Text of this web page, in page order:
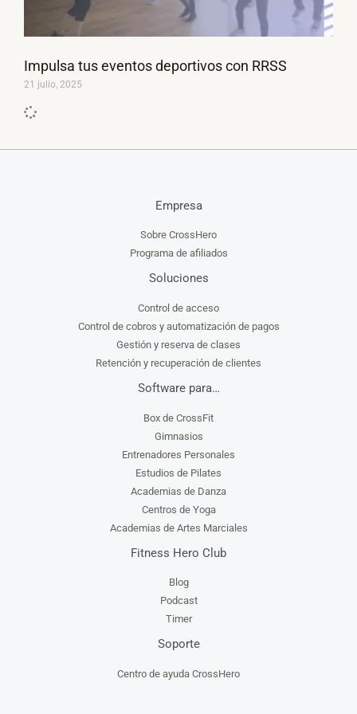
Impulsa tus eventos deportivos con RRSS
21 julio, 2025
Empresa
Sobre CrossHero
Programa de afiliados
Soluciones
Control de acceso
Control de cobros y automatización de pagos
Gestión y reserva de clases
Retención y recuperación de clientes
Software para…
Box de CrossFit
Gimnasios
Entrenadores Personales
Estudios de Pilates
Academias de Danza
Centros de Yoga
Academias de Artes Marciales
Fitness Hero Club
Blog
Podcast
Timer
Soporte
Centro de ayuda CrossHero